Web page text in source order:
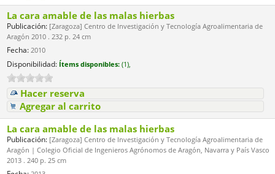
La cara amable de las malas hierbas
Publicación: [Zaragoza] Centro de Investigación y Tecnología Agroalimentaria de
Aragón 2010 . 232 p. 24 cm
Fecha: 2010
Disponibilidad: Ítems disponibles: (1),
Hacer reserva
Agregar al carrito
La cara amable de las malas hierbas
Publicación: [Zaragoza] Centro de Investigación y Tecnología Agroalimentaria de
Aragón | Colegio Oficial de Ingenieros Agrónomos de Aragón, Navarra y País Vasco
2013 . 240 p. 25 cm